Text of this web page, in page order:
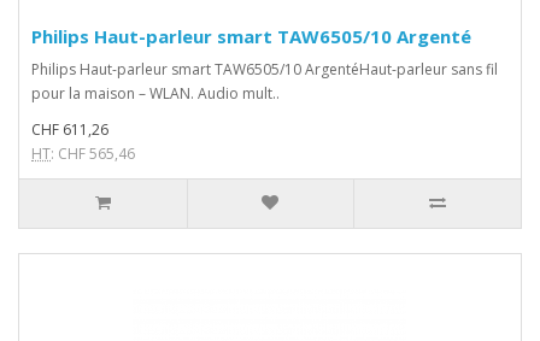
Philips Haut-parleur smart TAW6505/10 Argenté
Philips Haut-parleur smart TAW6505/10 ArgentéHaut-parleur sans fil
pour la maison – WLAN. Audio mult..
CHF 611,26
HT: CHF 565,46